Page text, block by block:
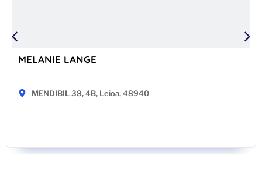
MELANIE LANGE
MENDIBIL 38, 4B, Leioa, 48940